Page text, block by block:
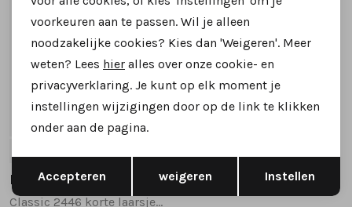
Blundstone
Classic 2446 korte laarsjes taupe
Terug Opslaan
voorkeuren aan te passen. Wil je alleen
noodzakelijke cookies? Kies dan 'Weigeren'. Meer
weten? Lees hier alles over onze cookie- en
privacyverklaring. Je kunt op elk moment je
instellingen wijzigingen door op de link te klikken
onder aan de pagina.
Accepteren weigeren Instellen